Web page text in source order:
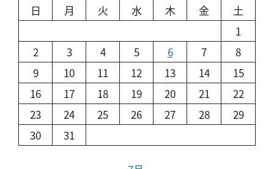
日
月 火 水 木 金
土
1
2
3 4 5 6 7
8
9
10 11 12 13 14
15
16
17 18 19 20 21
22
23
24 25 26 27 28
29
30
31